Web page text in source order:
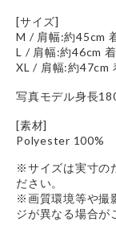
[サイズ]
M / 肩幅:約45cm
L / 肩幅:約46cm
XL / 肩幅:約47cm
写真モデル身長
[素材]
Polyester 100%
※サイズは実寸の
ださい。
※画質環境等や撮
ジが異なる場合が